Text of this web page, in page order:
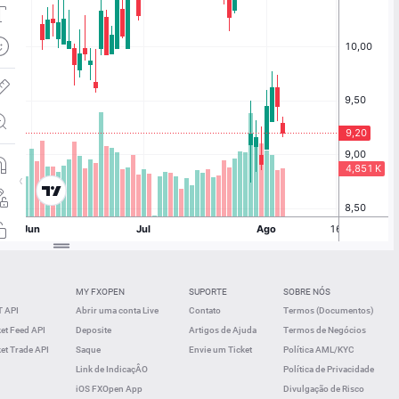
API
Feed API
Trade API
MY FXOPEN
Abrir uma conta Live
Deposite
Saque
Link de IndicaçÂO
iOS FXOpen App
SUPORTE
Contato
Artigos de Ajuda
Envie um Ticket
SOBRE NÓS
Termos (Documentos)
Termos de Negócios
Política AML/KYC
Política de Privacidade
Divulgação de Risco